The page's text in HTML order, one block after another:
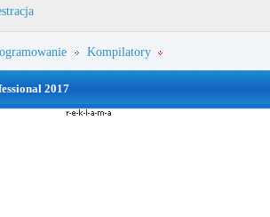
Kompilatory
2017